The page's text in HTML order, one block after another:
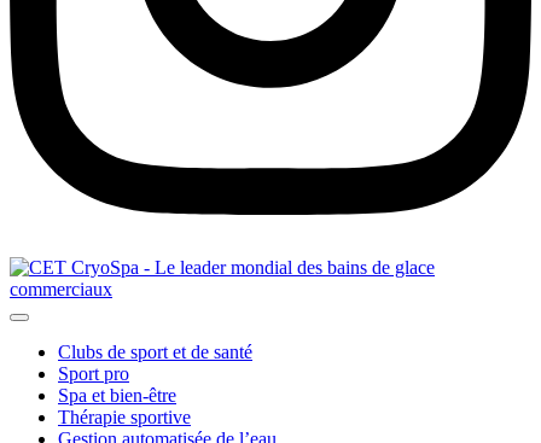
Clubs de sport et de santé
Sport pro
Spa et bien-être
Thérapie sportive
Gestion automatisée de l’eau